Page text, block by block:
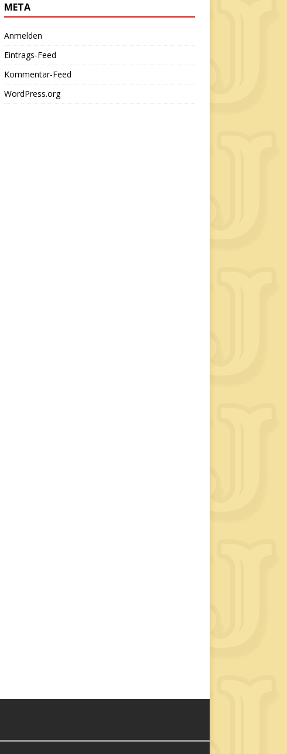
META
Anmelden
Eintrags-Feed
Kommentar-Feed
WordPress.org